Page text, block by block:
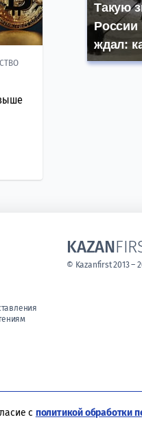
Такую
России
ждал:
KAZAN
© Kazanfirst 2013 –
с политикой обработки